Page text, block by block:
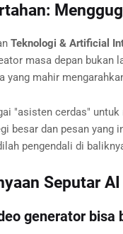
Teknologi & Artificial
masa depan bukan
yang mahir
"asisten cerdas"
besar dan pesan yang
pengendali di
Seputar
generator